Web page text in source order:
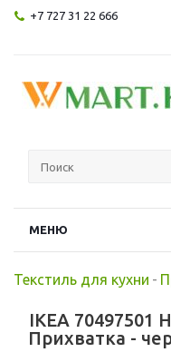
+7 727 31 22 666
МЕНЮ
Текстиль для кухни -
IKEA 70497501
Прихватка -